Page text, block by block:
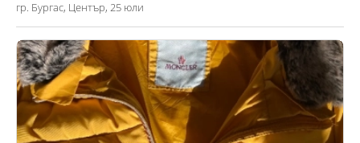
гр. Бургас, Център, 25 юли